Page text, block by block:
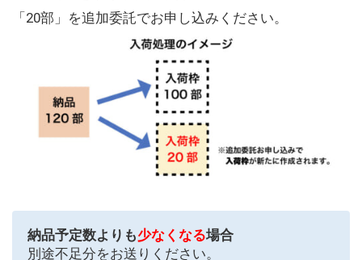
「20部」を追加委託でお申し込みください。
納品予定数よりも少なくなる場合
別途不足分をお送りください。